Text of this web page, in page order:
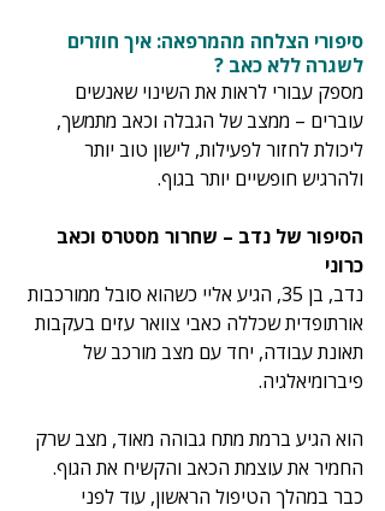
סיפורי הצלחה מהמרפאה: איך חוזרים
לשגרה ללא כאב ?
מספק עבורי לראות את השינוי שאנשים
עוברים – ממצב של הגבלה וכאב מתמשך,
ליכולת לחזור לפעילות, לישון טוב יותר
ולהרגיש חופשיים יותר בגוף.
הסיפור של נדב – שחרור מסטרס וכאב
כרוני
נדב, בן 35, הגיע אליי כשהוא סובל ממורכבות
אורתופדית שכללה כאבי צוואר עזים בעקבות
תאונת עבודה, יחד עם מצב מורכב של
פיברומיאלגיה.
הוא הגיע ברמת מתח גבוהה מאוד, מצב שרק
החמיר את עוצמת הכאב והקשיח את הגוף.
כבר במהלך הטיפול הראשון, עוד לפני